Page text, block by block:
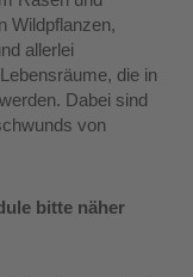
Wildpflanzen,
allerlei
die in
Dabei sind
von
bitte näher